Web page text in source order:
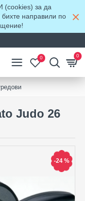
(cookies) за да
направили по
0 0
Judo 26
-24 %